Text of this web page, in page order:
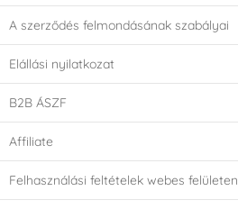
A szerződés felmondásának szabályai
Elállási nyilatkozat
B2B ÁSZF
Affiliate
Felhasználási feltételek webes felületen